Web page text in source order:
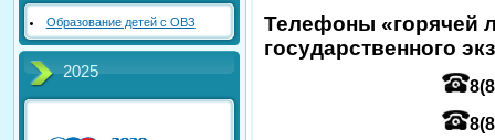
Образование детей с ОВЗ
2025
Телефоны «горячей
государственного